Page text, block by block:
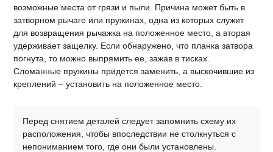
возможные места от грязи и пыли. Причина может быть в
затворном рычаге или пружинах, одна из которых служит
для возвращения рычажка на положенное место, а вторая
удерживает защелку. Если обнаружено, что планка затвора
погнута, то можно выпрямить ее, зажав в тисках.
Сломанные пружины придется заменить, а выскочившие из
креплений – установить на положенное место.
Перед снятием деталей следует запомнить схему их
расположения, чтобы впоследствии не столкнуться с
непониманием того, где они были установлены.